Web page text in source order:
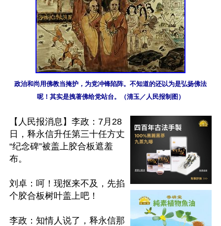
政治和尚用佛教当掩护，为党冲锋陷阵。不知道的还以为是弘扬佛法
呢！其实是拽著佛给党站台。（清玉／人民报制图）
【人民报消息】李政：7月28
日，释永信升任第三十任方丈
“纪念碑”被盖上胶合板遮羞
布。
刘卓：呵！现抠来不及，先掐
个胶合板树叶盖上吧！
李政：知情人说了，释永信那